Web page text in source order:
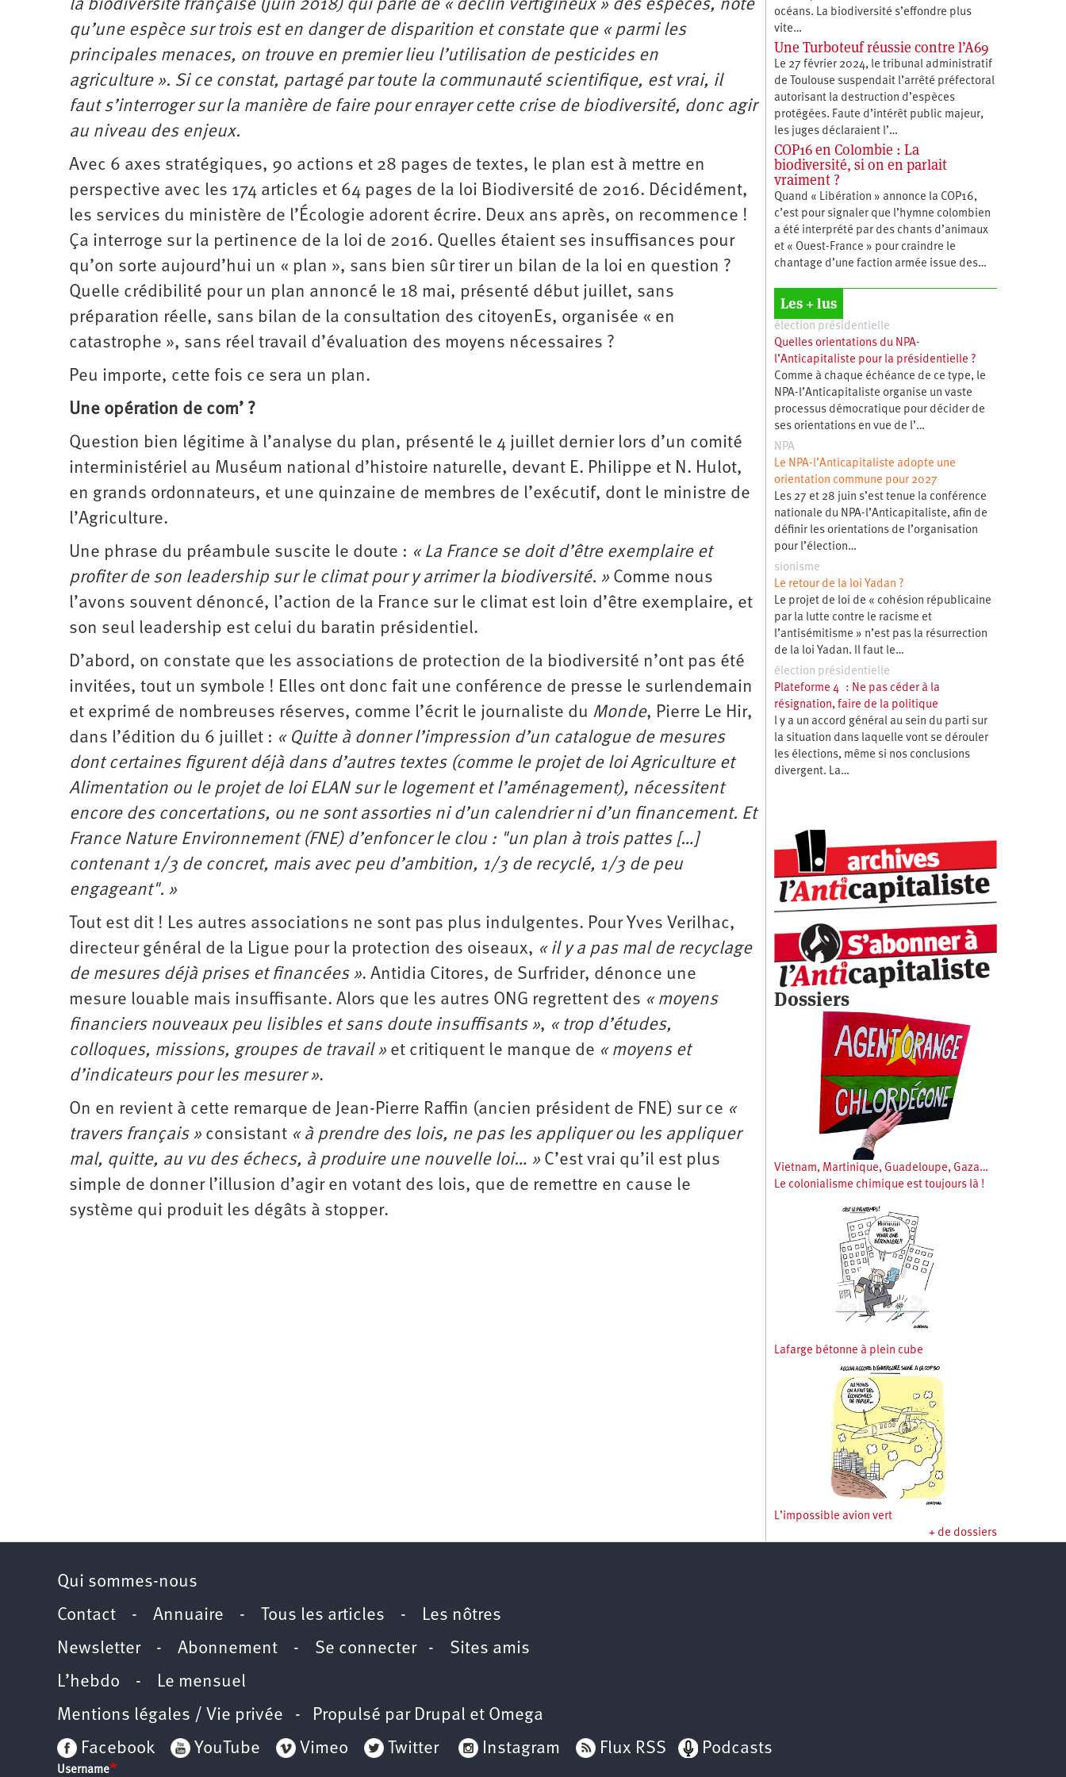
la biodiversité française (juin 2018) qui parle de « déclin vertigineux » des espèces, note
qu’une espèce sur trois est en danger de disparition et constate que « parmi les
principales menaces, on trouve en premier lieu l’utilisation de pesticides en
agriculture ». Si ce constat, partagé par toute la communauté scientifique, est vrai, il
faut s’interroger sur la manière de faire pour enrayer cette crise de biodiversité, donc agir
au niveau des enjeux.
Avec 6 axes stratégiques, 90 actions et 28 pages de textes, le plan est à mettre en
perspective avec les 174 articles et 64 pages de la loi Biodiversité de 2016. Décidément,
les services du ministère de l’Écologie adorent écrire. Deux ans après, on recommence !
Ça interroge sur la pertinence de la loi de 2016. Quelles étaient ses insuffisances pour
qu’on sorte aujourd’hui un « plan », sans bien sûr tirer un bilan de la loi en question ?
Quelle crédibilité pour un plan annoncé le 18 mai, présenté début juillet, sans
préparation réelle, sans bilan de la consultation des citoyenEs, organisée « en
catastrophe », sans réel travail d’évaluation des moyens nécessaires ?
Peu importe, cette fois ce sera un plan.
Une opération de com’ ?
Question bien légitime à l’analyse du plan, présenté le 4 juillet dernier lors d’un comité
interministériel au Muséum national d’histoire naturelle, devant E. Philippe et N. Hulot,
en grands ordonnateurs, et une quinzaine de membres de l’exécutif, dont le ministre de
l’Agriculture.
Une phrase du préambule suscite le doute : « La France se doit d’être exemplaire et
profiter de son leadership sur le climat pour y arrimer la biodiversité. » Comme nous
l’avons souvent dénoncé, l’action de la France sur le climat est loin d’être exemplaire, et
son seul leadership est celui du baratin présidentiel.
D’abord, on constate que les associations de protection de la biodiversité n’ont pas été
invitées, tout un symbole ! Elles ont donc fait une conférence de presse le surlendemain
et exprimé de nombreuses réserves, comme l’écrit le journaliste du Monde, Pierre Le Hir,
dans l’édition du 6 juillet : « Quitte à donner l’impression d’un catalogue de mesures
dont certaines figurent déjà dans d’autres textes (comme le projet de loi Agriculture et
Alimentation ou le projet de loi ELAN sur le logement et l’aménagement), nécessitent
encore des concertations, ou ne sont assorties ni d’un calendrier ni d’un financement. Et
France Nature Environnement (FNE) d’enfoncer le clou : "un plan à trois pattes […]
contenant 1/3 de concret, mais avec peu d’ambition, 1/3 de recyclé, 1/3 de peu
engageant". »
Tout est dit ! Les autres associations ne sont pas plus indulgentes. Pour Yves Verilhac,
directeur général de la Ligue pour la protection des oiseaux, « il y a pas mal de recyclage
de mesures déjà prises et financées ». Antidia Citores, de Surfrider, dénonce une
mesure louable mais insuffisante. Alors que les autres ONG regrettent des « moyens
financiers nouveaux peu lisibles et sans doute insuffisants », « trop d’études,
colloques, missions, groupes de travail » et critiquent le manque de « moyens et
d’indicateurs pour les mesurer ».
On en revient à cette remarque de Jean-Pierre Raffin (ancien président de FNE) sur ce «
travers français » consistant « à prendre des lois, ne pas les appliquer ou les appliquer
mal, quitte, au vu des échecs, à produire une nouvelle loi… » C’est vrai qu’il est plus
simple de donner l’illusion d’agir en votant des lois, que de remettre en cause le
système qui produit les dégâts à stopper.
océans. La biodiversité s’effondre plus
vite…
Une Turboteuf réussie contre l’A69
Le 27 février 2024, le tribunal administratif
de Toulouse suspendait l’arrêté préfectoral
autorisant la destruction d’espèces
protégées. Faute d’intérêt public majeur,
les juges déclaraient l’…
COP16 en Colombie : La
biodiversité, si on en parlait
vraiment ?
Quand « Libération » annonce la COP16,
c’est pour signaler que l’hymne colombien
a été interprété par des chants d’animaux
et « Ouest-France » pour craindre le
chantage d’une faction armée issue des…
Les + lus
élection présidentielle
Quelles orientations du NPA-
l’Anticapitaliste pour la présidentielle ?
Comme à chaque échéance de ce type, le
NPA-l’Anticapitaliste organise un vaste
processus démocratique pour décider de
ses orientations en vue de l’…
NPA
Le NPA-l’Anticapitaliste adopte une
orientation commune pour 2027
Les 27 et 28 juin s’est tenue la conférence
nationale du NPA-l’Anticapitaliste, afin de
définir les orientations de l’organisation
pour l’élection…
sionisme
Le retour de la loi Yadan ?
Le projet de loi de « cohésion républicaine
par la lutte contre le racisme et
l’antisémitisme » n’est pas la résurrection
de la loi Yadan. Il faut le…
élection présidentielle
Plateforme 4 : Ne pas céder à la
résignation, faire de la politique
l y a un accord général au sein du parti sur
la situation dans laquelle vont se dérouler
les élections, même si nos conclusions
divergent. La…
Dossiers
Vietnam, Martinique, Guadeloupe, Gaza…
Le colonialisme chimique est toujours là !
Lafarge bétonne à plein cube
L’impossible avion vert
+ de dossiers
Qui sommes-nous
Contact - Annuaire - Tous les articles - Les nôtres
Newsletter- Abonnement - Se connecter- Sites amis
L’hebdo - Le mensuel
Mentions légales / Vie privée - Propulsé par Drupal et Omega
Facebook
YouTube Vimeo Twitter Instagram Flux RSS Podcasts
Username